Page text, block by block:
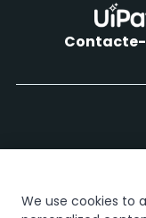
We use cookies to